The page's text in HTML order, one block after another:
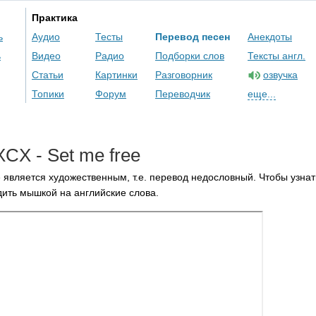
Практика
Аудио
Видео
Статьи
Топики
Тесты
Радио
Картинки
Форум
Перевод песен
Подборки слов
Разговорник
Переводчик
Анекдоты
Тексты англ.
озвучка
еще...
- Set me free
художественным, т.е. перевод недословный. Чтобы
мышкой на английские слова.